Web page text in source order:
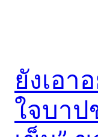
ยังเอา
ใจบาป